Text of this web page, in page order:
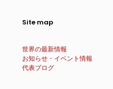
Site map
世界の最新情報
お知らせ・イベント情報
代表ブログ